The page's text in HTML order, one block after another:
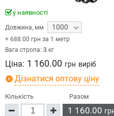
у наявності
Довжина, мм 1000
+ 688.00 грн за 1 метр
Вага стропа: 3 кг
Ціна: 1 160.00 грн виріб
Дізнатися оптову ціну
Кількість Разом
1 160.00